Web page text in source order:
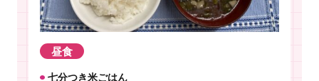
昼食
七分つき米ごはん